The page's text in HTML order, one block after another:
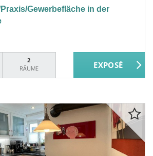
Gewerbefläche in der
2
RÄUME